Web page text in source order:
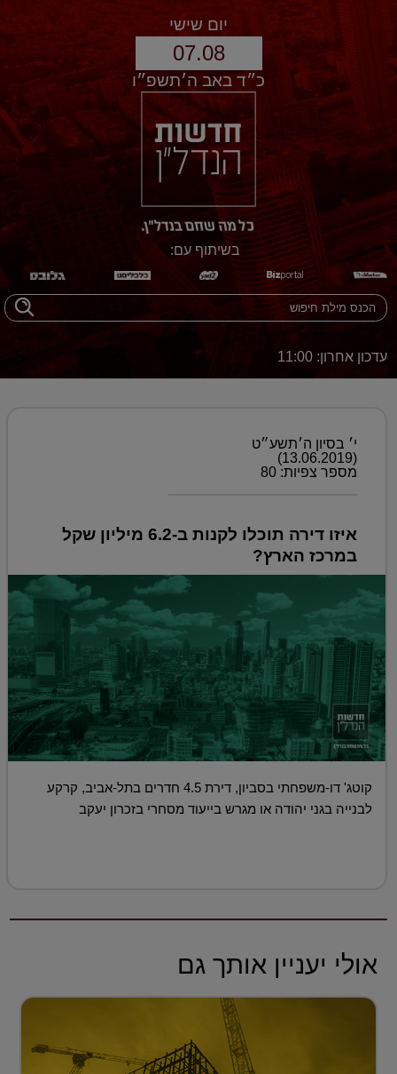
יום שישי
07.08
כ״ד באב ה׳תשפ״ו
בשיתוף עם:
עדכון אחרון: 11:00
י׳ בסיון ה׳תשע״ט
(13.06.2019)
מספר צפיות: 80
איזו דירה תוכלו לקנות ב-6.2 מיליון שקל
במרכז הארץ?
קוטג' דו-משפחתי בסביון, דירת 4.5 חדרים בתל-אביב, קרקע
לבנייה בגני יהודה או מגרש בייעוד מסחרי בזכרון יעקב
אולי יעניין אותך גם